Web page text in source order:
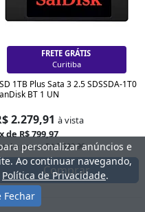
FRETE GRÁTIS
Curitiba
1TB Plus Sata 3 2.5 SDSSDA-1T0
BT 1 UN
2.279,91 à vista
de R$ 799,97
a prazo: R$ 2.399,90
Comprar
personalizar anúncios e
Ao continuar navegando,
Política de Privacidade.
Continuar e Fechar